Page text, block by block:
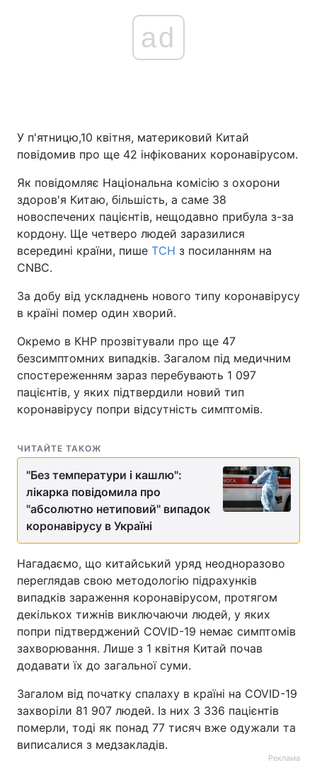
ad
У п'ятницю,10 квітня, материковий Китай
повідомив про ще 42 інфікованих коронавірусом.
Як повідомляє Національна комісію з охорони
здоров'я Китаю, більшість, а саме 38
новоспечених пацієнтів, нещодавно прибула з-за
кордону. Ще четверо людей заразилися
всередині країни, пише ТСН з посиланням на
CNBC.
За добу від ускладнень нового типу коронавірусу
в країні помер один хворий.
Окремо в КНР прозвітували про ще 47
безсимптомних випадків. Загалом під медичним
спостереженням зараз перебувають 1 097
пацієнтів, у яких підтвердили новий тип
коронавірусу попри відсутність симптомів.
ЧИТАЙТЕ ТАКОЖ
"Без температури і кашлю":
лікарка повідомила про
"абсолютно нетиповий" випадок
коронавірусу в Україні
Нагадаємо, що китайський уряд неодноразово
переглядав свою методологію підрахунків
випадків зараження коронавірусом, протягом
декількох тижнів виключаючи людей, у яких
попри підтверджений COVID-19 немає симптомів
захворювання. Лише з 1 квітня Китай почав
додавати їх до загальної суми.
Загалом від початку спалаху в країні на COVID-19
захворіли 81 907 людей. Із них 3 336 пацієнтів
померли, тоді як понад 77 тисяч вже одужали та
виписалися з медзакладів.
Реклама